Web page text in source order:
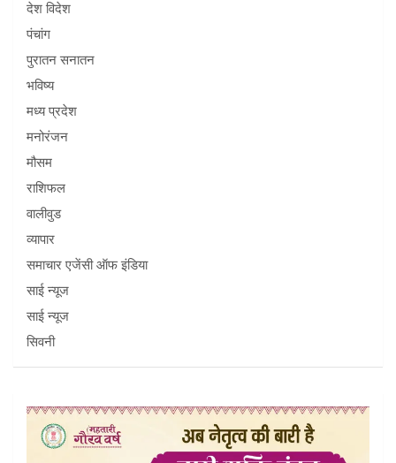
देश विदेश
पंचांग
पुरातन सनातन
भविष्य
मध्य प्रदेश
मनोरंजन
मौसम
राशिफल
वालीवुड
व्यापार
समाचार एजेंसी ऑफ इंडिया
साई न्यूज
साई न्यूज
सिवनी